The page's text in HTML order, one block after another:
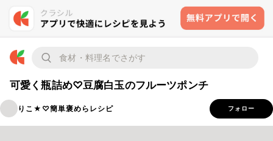
可愛く瓶詰め♡豆腐白玉のフルーツポンチ
りこ★♡簡単褒めらレシピ フォロー